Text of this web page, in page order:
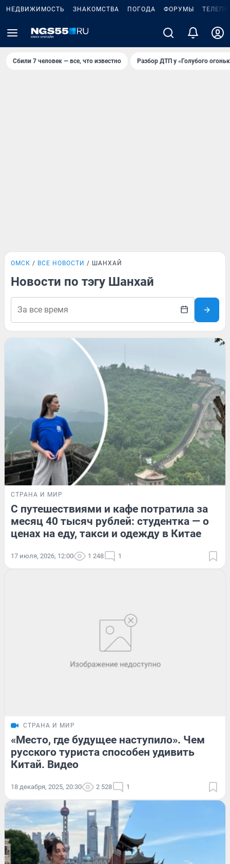
НЕДВИЖИМОСТЬ ЗНАКОМСТВА ПОГОДА ФОРУМЫ
Сбили 7 человек — все, что известно Разбор ДТП у «Голубого
ОМСК ВСЕ НОВОСТИ ШАНХАЙ
Новости по тэгу Шанхай
СТРАНА И МИР
С путешествиями и кафе потратила за
месяц 40 тысяч рублей: студентка — о
ценах на еду, такси и одежду в Китае
17 июля, 2026, 12:00 1 248 1
СТРАНА И МИР
«Место, где будущее наступило». Чем
русского туриста способен удивить
Китай. Видео
18 декабря, 2025, 20:30 2 528 1